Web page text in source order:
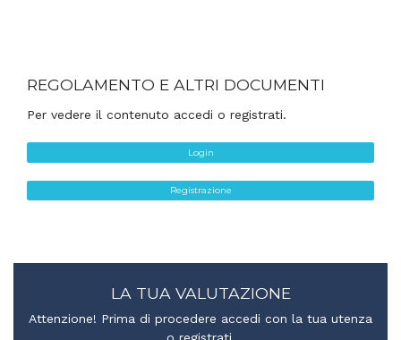
REGOLAMENTO E ALTRI DOCUMENTI
Per vedere il contenuto accedi o registrati.
Login
Registrazione
LA TUA VALUTAZIONE
Attenzione! Prima di procedere accedi con la tua utenza